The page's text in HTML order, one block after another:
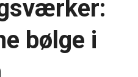
bølge i